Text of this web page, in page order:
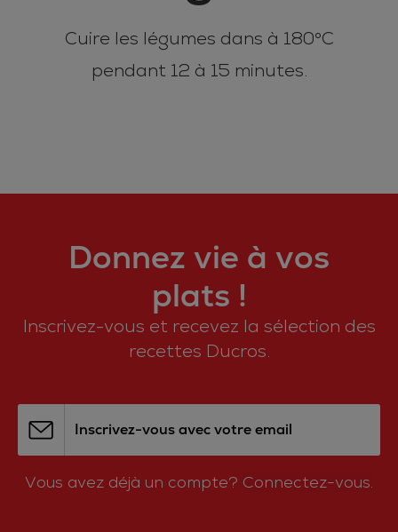
Cuire les légumes dans à 180°C
pendant 12 à 15 minutes.
Donnez vie à vos
plats !
Inscrivez-vous et recevez la sélection des
recettes Ducros.
Inscrivez-vous avec votre email
Vous avez déjà un compte? Connectez-vous.